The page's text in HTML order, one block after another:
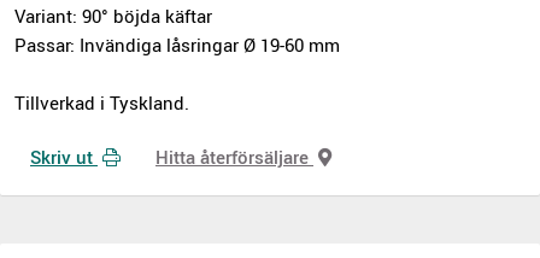
Variant: 90° böjda käftar
Passar: Invändiga låsringar Ø 19-60 mm
Tillverkad i Tyskland.
Skriv ut Hitta återförsäljare